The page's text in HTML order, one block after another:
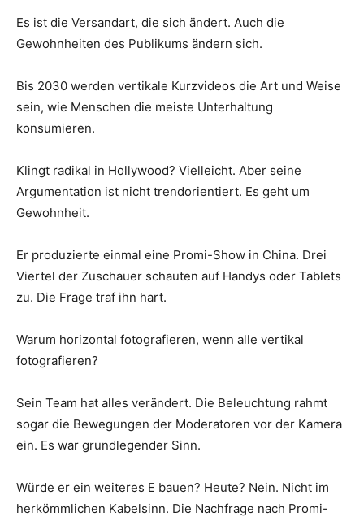
Es ist die Versandart, die sich ändert. Auch die
Gewohnheiten des Publikums ändern sich.
Bis 2030 werden vertikale Kurzvideos die Art und Weise
sein, wie Menschen die meiste Unterhaltung
konsumieren.
Klingt radikal in Hollywood? Vielleicht. Aber seine
Argumentation ist nicht trendorientiert. Es geht um
Gewohnheit.
Er produzierte einmal eine Promi-Show in China. Drei
Viertel der Zuschauer schauten auf Handys oder Tablets
zu. Die Frage traf ihn hart.
Warum horizontal fotografieren, wenn alle vertikal
fotografieren?
Sein Team hat alles verändert. Die Beleuchtung rahmt
sogar die Bewegungen der Moderatoren vor der Kamera
ein. Es war grundlegender Sinn.
Würde er ein weiteres E bauen? Heute? Nein. Nicht im
herkömmlichen Kabelsinn. Die Nachfrage nach Promi-